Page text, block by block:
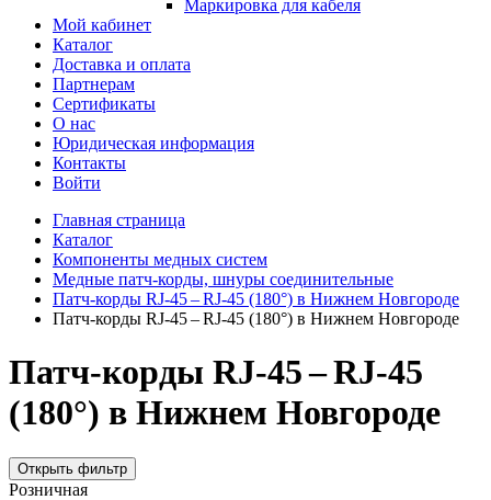
Маркировка для кабеля
Мой кабинет
Каталог
Доставка и оплата
Партнерам
Сертификаты
О нас
Юридическая информация
Контакты
Войти
Главная страница
Каталог
Компоненты медных систем
Медные патч-корды, шнуры соединительные
Патч-корды RJ‑45 – RJ‑45 (180°) в Нижнем Новгороде
Патч-корды RJ‑45 – RJ‑45 (180°) в Нижнем Новгороде
Патч-корды RJ‑45 – RJ‑45
(180°) в Нижнем Новгороде
Открыть фильтр
Розничная